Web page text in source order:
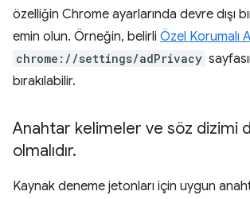
özelliğin Chrome ayarlarında devre dışı
emin olun. Örneğin, belirli Özel Korumalı
chrome://settings/adPrivacy
bırakılabilir.
Anahtar kelimeler ve söz dizimi
olmalıdır.
Kaynak deneme jetonları için uygun